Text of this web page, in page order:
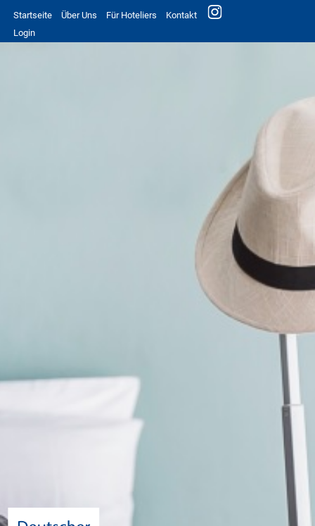
Startseite Über Uns Für Hoteliers
Kontakt
Login